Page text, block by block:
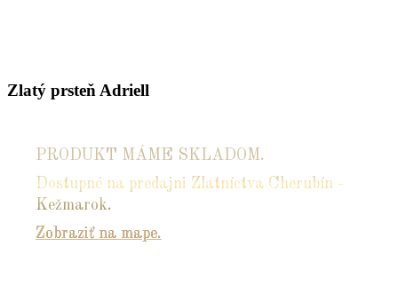
Zlatý prsteň Adriell
PRODUKT MÁME SKLADOM.
Dostupné na predajni Zlatníctva Cherubín -
Kežmarok.
Zobraziť na mape.